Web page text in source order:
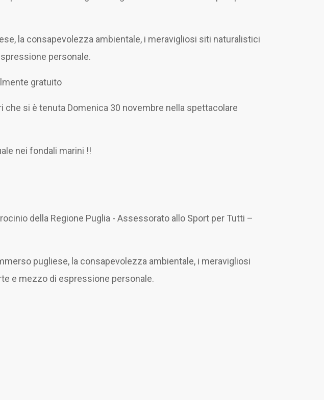
la consapevolezza ambientale, i meravigliosi siti naturalistici
personale.
gratuito
si è tenuta Domenica 30 novembre nella spettacolare
nei fondali marini !!
della Regione Puglia - Assessorato allo Sport per Tutti –
pugliese, la consapevolezza ambientale, i meravigliosi
e mezzo di espressione personale.